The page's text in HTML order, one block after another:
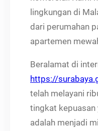
lingkungan di
dari perumahan
apartemen
Beralamat di
https://
telah melayani
tingkat kepuasan
adalah menjadi